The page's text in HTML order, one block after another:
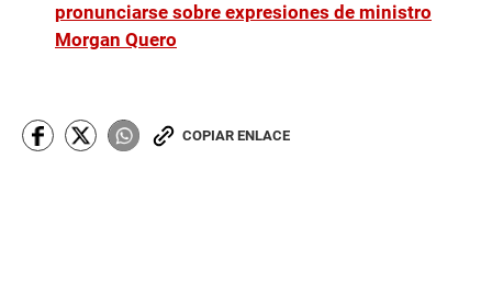
pronunciarse sobre expresiones de ministro
Morgan Quero
COPIAR ENLACE